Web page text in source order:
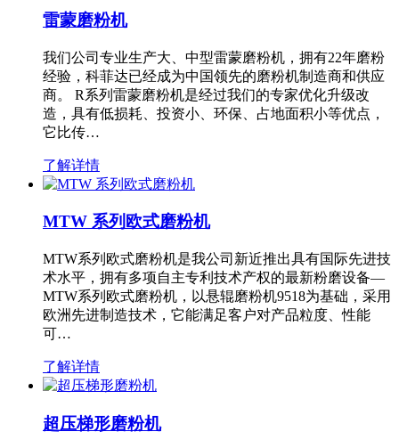
雷蒙磨粉机
我们公司专业生产大、中型雷蒙磨粉机，拥有22年磨粉
经验，科菲达已经成为中国领先的磨粉机制造商和供应
商。 R系列雷蒙磨粉机是经过我们的专家优化升级改
造，具有低损耗、投资小、环保、占地面积小等优点，
它比传…
了解详情
MTW 系列欧式磨粉机
MTW系列欧式磨粉机是我公司新近推出具有国际先进技
术水平，拥有多项自主专利技术产权的最新粉磨设备—
MTW系列欧式磨粉机，以悬辊磨粉机9518为基础，采用
欧洲先进制造技术，它能满足客户对产品粒度、性能
可…
了解详情
超压梯形磨粉机